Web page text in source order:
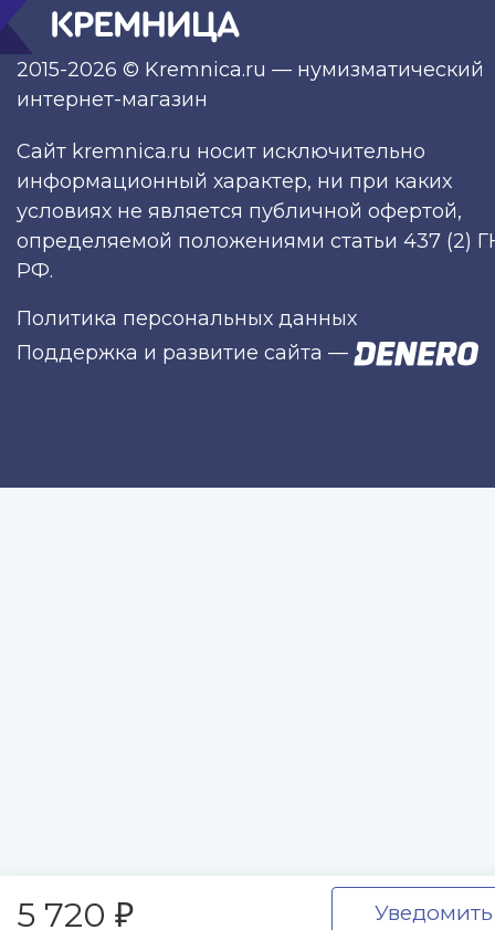
5 720 ₽ Уведомить
2015-2026 © Kremnica.ru — нумизматический
интернет-магазин
Сайт kremnica.ru носит исключительно
информационный характер, ни при каких
условиях не является публичной офертой,
определяемой положениями статьи 437 (2)
РФ.
Политика персональных данных
Поддержка и развитие сайта —